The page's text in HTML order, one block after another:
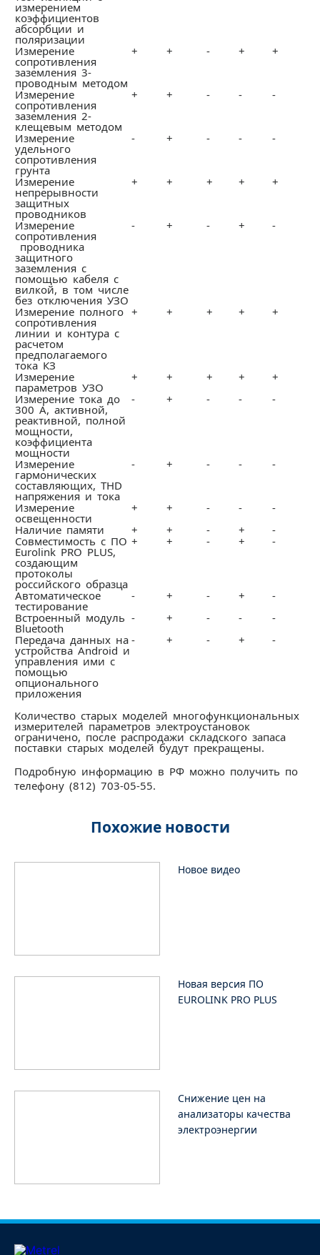
измерением
коэффициентов
абсорбции и
поляризации
Измерение
сопротивления
заземления 3-
проводным методом
+ + - + +
Измерение
сопротивления
заземления 2-
клещевым методом
+ + - - -
Измерение
удельного
сопротивления
грунта
- + - - -
Измерение
непрерывности
защитных
проводников
+ + + + +
Измерение
сопротивления
проводника
защитного
заземления с
помощью кабеля с
вилкой, в том числе
без отключения УЗО
- + - + -
Измерение полного
сопротивления
линии и контура с
расчетом
предполагаемого
тока КЗ
+ + + + +
Измерение
параметров УЗО
+ + + +
+
Измерение тока до
300 А, активной,
реактивной, полной
мощности,
коэффициента
мощности
- + - - -
Измерение
гармонических
составляющих, THD
напряжения и тока
- + - - -
Измерение
освещенности
+ + - -
-
Наличие памяти
+ + - +
-
Совместимость с ПО
Eurolink PRO PLUS,
создающим
протоколы
российского образца
+ + - + -
Автоматическое
тестирование
- + - +
-
Встроенный модуль
Bluetooth
- + - -
-
Передача данных на
устройства Android и
управления ими с
помощью
опционального
приложения
- + - + -
Количество старых моделей многофункциональных
измерителей параметров электроустановок
ограничено, после распродажи складского запаса
поставки старых моделей будут прекращены.
Подробную информацию в РФ можно получить по
телефону (812) 703-05-55.
Похожие новости
Новое видео
Новая версия ПО
EUROLINK PRO PLUS
Cнижение цен на
анализаторы качества
электроэнергии